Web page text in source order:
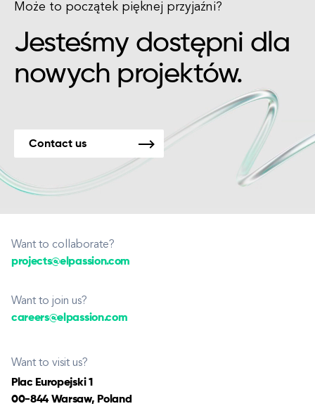
Może to początek pięknej przyjaźni?
Jesteśmy dostępni dla
nowych projektów.
Contact us
Want to collaborate?
projects@elpassion.com
Want to join us?
careers@elpassion.com
Want to visit us?
Plac Europejski 1
00-844 Warsaw, Poland